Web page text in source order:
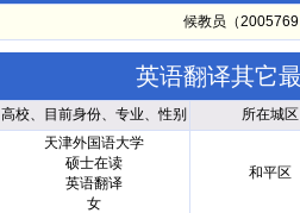
候教员（
英语翻译其它
高校、目前身份、专业、性别 所在城区
天津外国语大学
硕士在读
英语翻译
女
和平区